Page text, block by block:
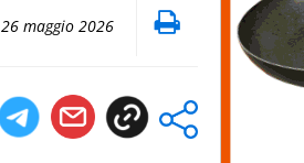
26 maggio 2026